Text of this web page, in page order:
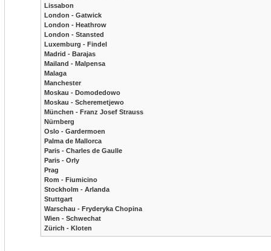
Lissabon
London - Gatwick
London - Heathrow
London - Stansted
Luxemburg - Findel
Madrid - Barajas
Mailand - Malpensa
Malaga
Manchester
Moskau - Domodedowo
Moskau - Scheremetjewo
München - Franz Josef Strauss
Nürnberg
Oslo - Gardermoen
Palma de Mallorca
Paris - Charles de Gaulle
Paris - Orly
Prag
Rom - Fiumicino
Stockholm - Arlanda
Stuttgart
Warschau - Fryderyka Chopina
Wien - Schwechat
Zürich - Kloten